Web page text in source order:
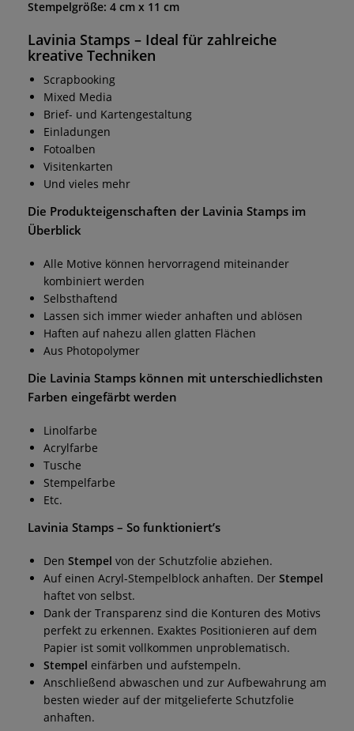
Stempelgröße: 4 cm x 11 cm
Lavinia Stamps – Ideal für zahlreiche
kreative Techniken
Scrapbooking
Mixed Media
Brief- und Kartengestaltung
Einladungen
Fotoalben
Visitenkarten
Und vieles mehr
Die Produkteigenschaften der Lavinia Stamps im
Überblick
Alle Motive können hervorragend miteinander
kombiniert werden
Selbsthaftend
Lassen sich immer wieder anhaften und ablösen
Haften auf nahezu allen glatten Flächen
Aus Photopolymer
Die Lavinia Stamps können mit unterschiedlichsten
Farben eingefärbt werden
Linolfarbe
Acrylfarbe
Tusche
Stempelfarbe
Etc.
Lavinia Stamps – So funktioniert’s
Den Stempel von der Schutzfolie abziehen.
Auf einen Acryl-Stempelblock anhaften. Der Stempel
haftet von selbst.
Dank der Transparenz sind die Konturen des Motivs
perfekt zu erkennen. Exaktes Positionieren auf dem
Papier ist somit vollkommen unproblematisch.
Stempel einfärben und aufstempeln.
Anschließend abwaschen und zur Aufbewahrung am
besten wieder auf der mitgelieferte Schutzfolie
anhaften.